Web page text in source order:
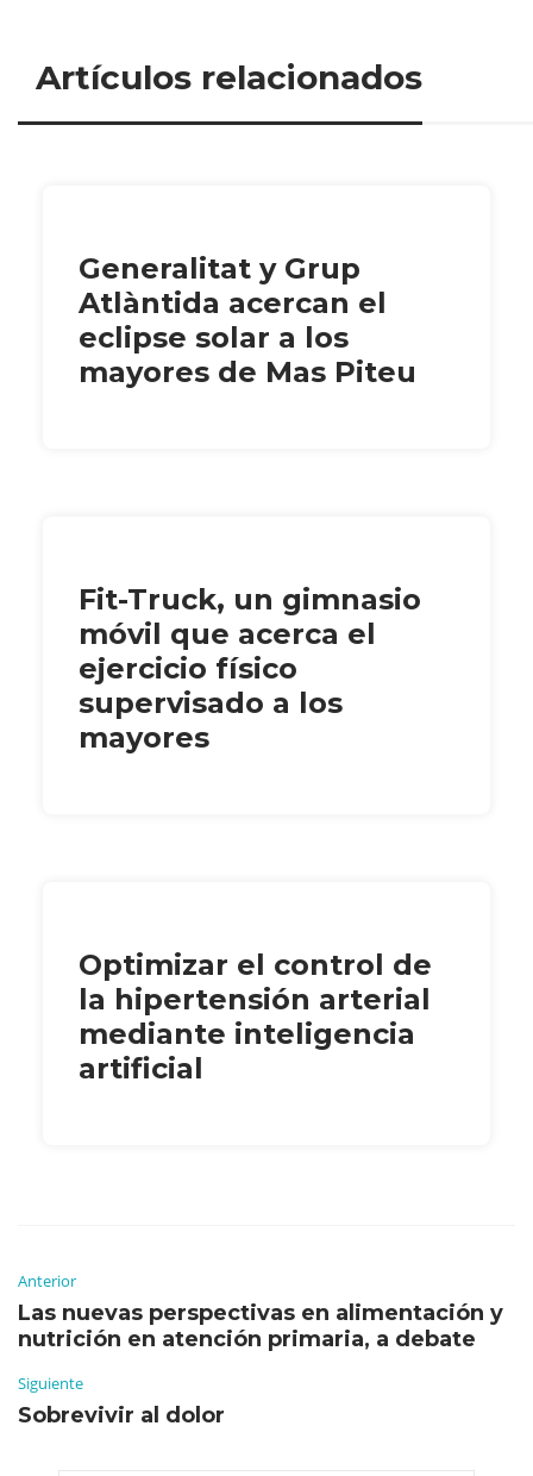
Artículos relacionados
Generalitat y Grup
Atlàntida acercan el
eclipse solar a los
mayores de Mas Piteu
Fit-Truck, un gimnasio
móvil que acerca el
ejercicio físico
supervisado a los
mayores
Optimizar el control de
la hipertensión arterial
mediante inteligencia
artificial
Anterior
Las nuevas perspectivas en alimentación y
nutrición en atención primaria, a debate
Siguiente
Sobrevivir al dolor